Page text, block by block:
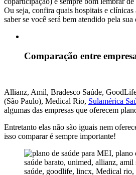
Ou seja, confira quais hospitais e clínicas
saber se você será bem atendido pela sua
Comparação entre
Allianz, Amil, Bradesco Saúde,
(São Paulo), Medical Rio, Sulamérica
algumas das empresas que oferecem
Entretanto elas não são iguais nem
isso comparar é sempre importante!